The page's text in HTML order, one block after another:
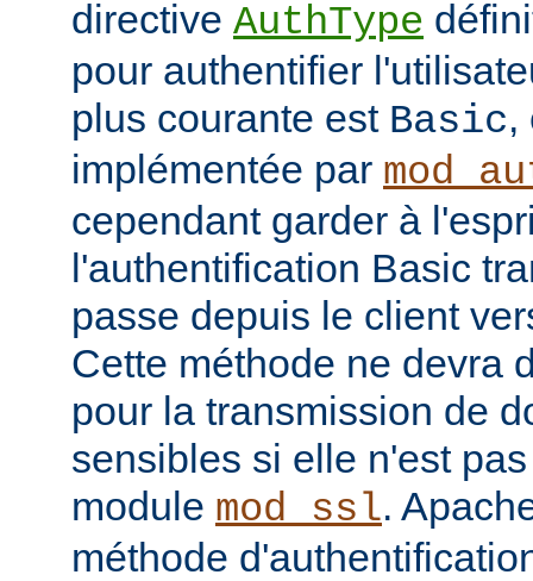
directive AuthType
pour authentifier
plus courante est Basic,
implémentée par
cependant garder à
l'authentification Basic
passe depuis le client
Cette méthode ne devra
pour la transmission de
sensibles si elle n'est
module mod_ssl.
méthode